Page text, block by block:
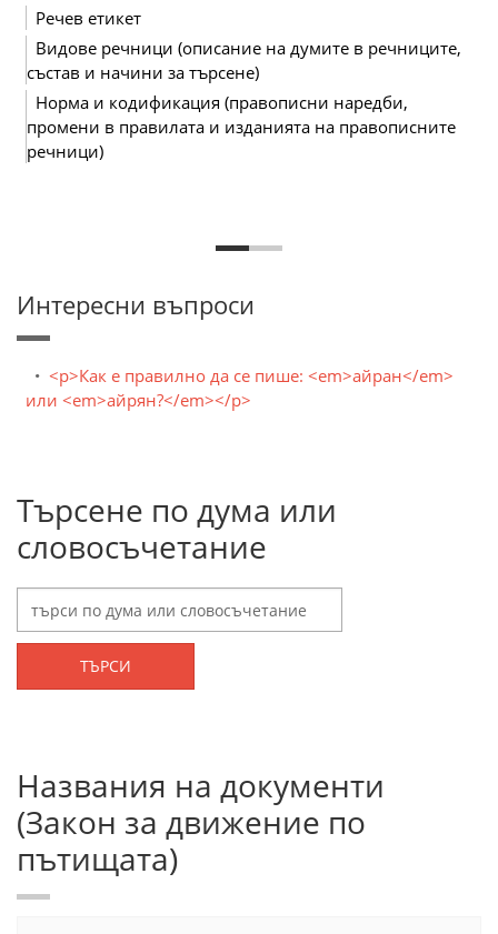
Речев етикет
Видове речници (описание на думите в речниците,
състав и начини за търсене)
Норма и кодификация (правописни наредби,
промени в правилата и изданията на правописните
речници)
Интересни въпроси
<p>Как е правилно да се пише: <em>айран</em>
или <em>айрян?</em></p>
Търсене по дума или
словосъчетание
ТЪРСИ
Названия на документи
(Закон за движение по
пътищата)